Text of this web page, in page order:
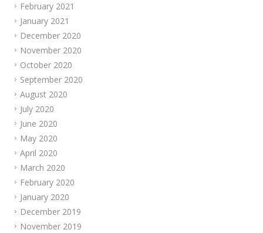
February 2021
January 2021
December 2020
November 2020
October 2020
September 2020
August 2020
July 2020
June 2020
May 2020
April 2020
March 2020
February 2020
January 2020
December 2019
November 2019